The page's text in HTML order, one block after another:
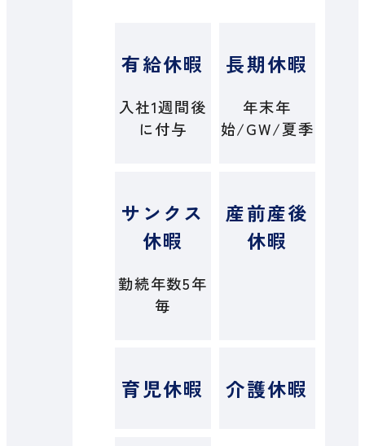
有給休暇
入社1週間後
に付与
長期休暇
年末年
始/GW/夏季
サンクス
休暇
勤続年数5年
毎
産前産後
休暇
育児休暇 介護休暇